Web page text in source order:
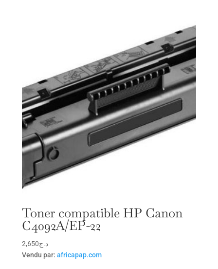
Toner compatible HP Canon
C4092A/EP-22
د.ج2,650
Vendu par: africapap.com